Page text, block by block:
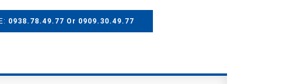
0938.78.49.77 Or 0909.30.49.77